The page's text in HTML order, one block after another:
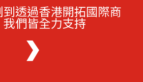
透過香港開拓國際商
我們皆全力支持